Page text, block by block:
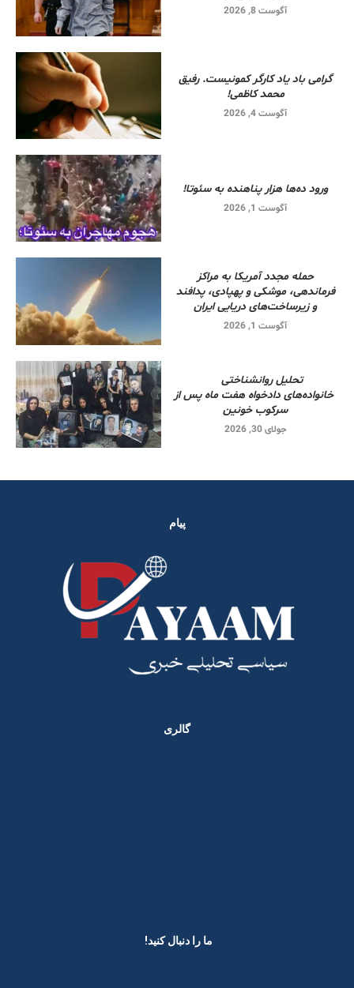
آگوست 8, 2026
گرامی باد یاد کارگر کمونیست. رفیق
محمد کاظمی!
آگوست 4, 2026
ورود ده‌ها هزار پناهنده به سئوتا!
آگوست 1, 2026
حمله مجدد آمریکا به مراکز
فرماندهی، موشکی و پهپادی، پدافند
و زیرساخت‌های دریایی ایران
آگوست 1, 2026
تحلیل روانشناختی
خانواده‌های دادخواه هفت ماه پس از
سرکوب خونین
جولای 30, 2026
پیام
گالری
ما را دنبال کنید! ​